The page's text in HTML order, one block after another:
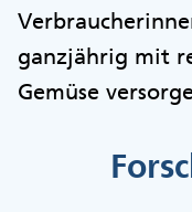
ganzjährig mit
Gemüse